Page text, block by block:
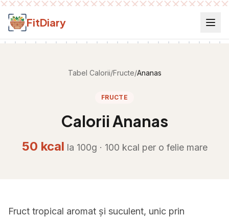
Salt la conținut
FitDiary
Tabel Calorii/Fructe/Ananas
FRUCTE
CaloriiAnanas
50 kcal la 100g · 100 kcal per o felie mare
Fruct tropical aromat și suculent, unic prin